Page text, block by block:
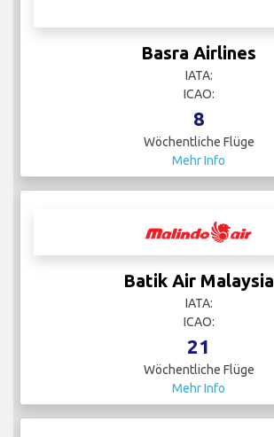
Basra Airlines
IATA:
ICAO:
8
Wöchentliche Flüge
Mehr Info
Batik Air Malaysia
IATA:
ICAO:
21
Wöchentliche Flüge
Mehr Info